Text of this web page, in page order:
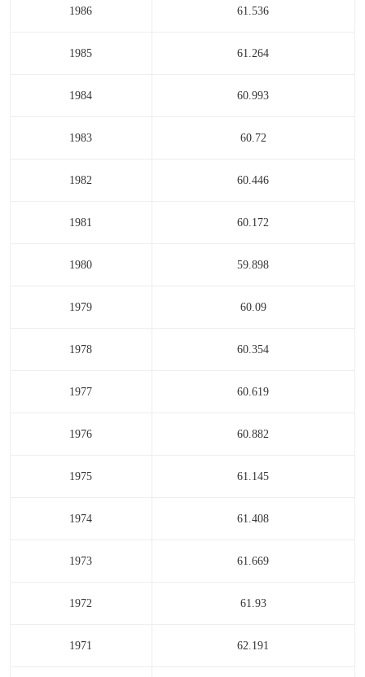
1986 61.536
1985 61.264
1984 60.993
1983 60.72
1982 60.446
1981 60.172
1980 59.898
1979 60.09
1978 60.354
1977 60.619
1976 60.882
1975 61.145
1974 61.408
1973 61.669
1972 61.93
1971 62.191